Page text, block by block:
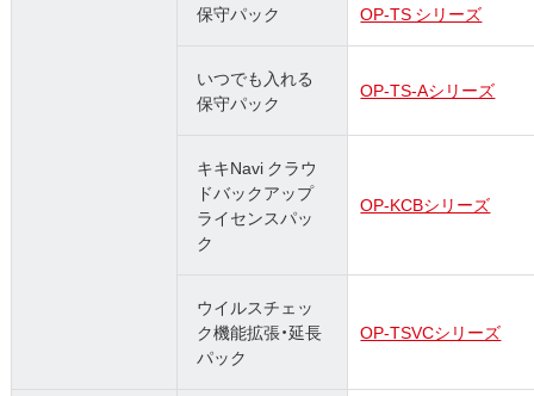
保守パック OP-TS シリーズ
いつでも入れる
保守パック
OP-TS-Aシリーズ
キキNavi クラウ
ドバックアップ
ライセンスパッ
ク
OP-KCBシリーズ
ウイルスチェッ
ク機能拡張・延長
パック
OP-TSVCシリーズ